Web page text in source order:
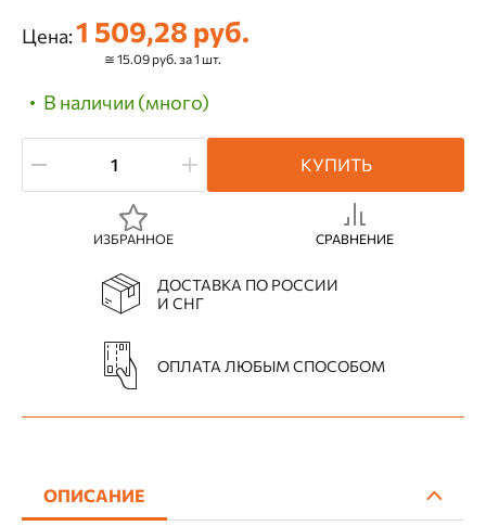
В наличии (много)
Цена:1 509,28 руб.
≅ 15.09 руб. за 1 шт.
КУПИТЬ
ИЗБРАННОЕ СРАВНЕНИЕ
ДОСТАВКА ПО РОССИИ
И СНГ
ОПЛАТА ЛЮБЫМ СПОСОБОМ
ОПИСАНИЕ